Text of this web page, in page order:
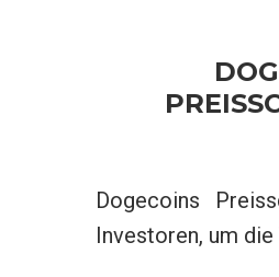
Dogecoins
Investoren, um